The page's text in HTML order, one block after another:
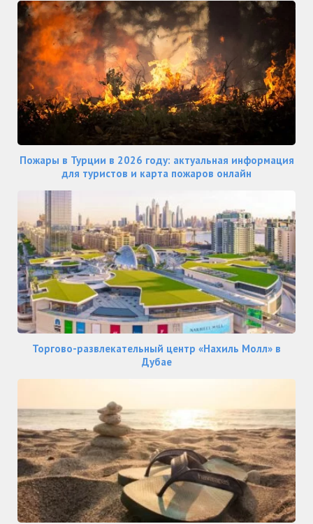
Пожары в Турции в 2026 году: актуальная информация
для туристов и карта пожаров онлайн
Торгово-развлекательный центр «Нахиль Молл» в
Дубае